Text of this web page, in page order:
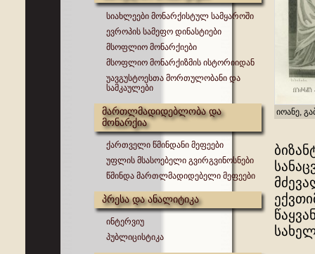
სიახლეები მონარქისტულ სამყაროში
ევროპის სამეფო დინასტიები
მსოფლიო მონარქიები
მსოფლიო მონარქიზმის ისტორიიდან
უავგუსტოესთა მორთულობანი და
სამკაულები
მართლმადიდებლობა და
მონარქია
ქართველი წმინდანი მეფეები
უფლის მსასოებელი გვირგვინოსნები
წმინდა მართლმადიდებელი მეფეები
პრესა და ანალიტიკა
ინტერვიუ
პუბლიცისტიკა
იოანე,